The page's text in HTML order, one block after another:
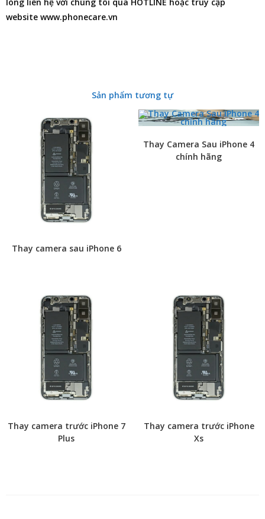
website www.phonecare.vn
Sản phẩm tương tự
Thay camera sau iPhone 6
Thay Camera Sau iPhone 4
chính hãng
Thay camera trước iPhone 7
Plus
Thay camera trước iPhone
Xs